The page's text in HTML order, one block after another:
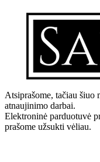
Atsiprašome, tačiau šiuo
atnaujinimo darbai.
Elektroninė parduotuvė
prašome užsukti vėliau.